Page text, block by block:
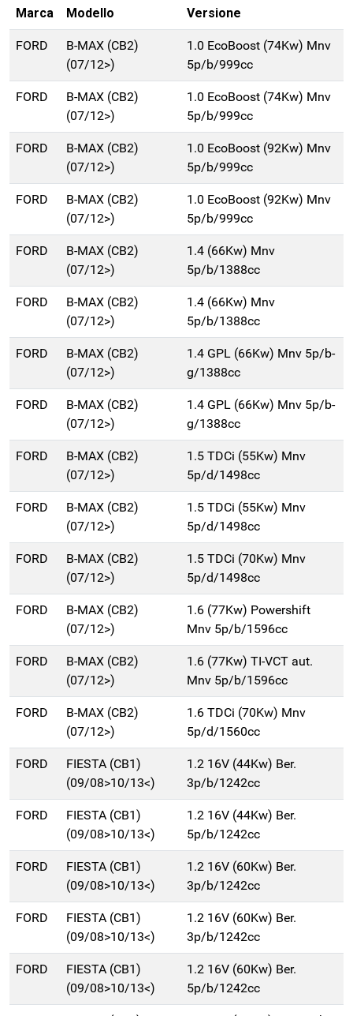
Marca Modello Versione
FORD
B-MAX (CB2)
(07/12>)
1.0 EcoBoost (74Kw) Mnv
5p/b/999cc
FORD
B-MAX (CB2)
(07/12>)
1.0 EcoBoost (74Kw) Mnv
5p/b/999cc
FORD
B-MAX (CB2)
(07/12>)
1.0 EcoBoost (92Kw) Mnv
5p/b/999cc
FORD
B-MAX (CB2)
(07/12>)
1.0 EcoBoost (92Kw) Mnv
5p/b/999cc
FORD
B-MAX (CB2)
(07/12>)
1.4 (66Kw) Mnv
5p/b/1388cc
FORD
B-MAX (CB2)
(07/12>)
1.4 (66Kw) Mnv
5p/b/1388cc
FORD
B-MAX (CB2)
(07/12>)
1.4 GPL (66Kw) Mnv 5p/b-
g/1388cc
FORD
B-MAX (CB2)
(07/12>)
1.4 GPL (66Kw) Mnv 5p/b-
g/1388cc
FORD
B-MAX (CB2)
(07/12>)
1.5 TDCi (55Kw) Mnv
5p/d/1498cc
FORD
B-MAX (CB2)
(07/12>)
1.5 TDCi (55Kw) Mnv
5p/d/1498cc
FORD
B-MAX (CB2)
(07/12>)
1.5 TDCi (70Kw) Mnv
5p/d/1498cc
FORD
B-MAX (CB2)
(07/12>)
1.6 (77Kw) Powershift
Mnv 5p/b/1596cc
FORD
B-MAX (CB2)
(07/12>)
1.6 (77Kw) TI-VCT aut.
Mnv 5p/b/1596cc
FORD
B-MAX (CB2)
(07/12>)
1.6 TDCi (70Kw) Mnv
5p/d/1560cc
FORD
FIESTA (CB1)
(09/08>10/13<)
1.2 16V (44Kw) Ber.
3p/b/1242cc
FORD
FIESTA (CB1)
(09/08>10/13<)
1.2 16V (44Kw) Ber.
5p/b/1242cc
FORD
FIESTA (CB1)
(09/08>10/13<)
1.2 16V (60Kw) Ber.
3p/b/1242cc
FORD
FIESTA (CB1)
(09/08>10/13<)
1.2 16V (60Kw) Ber.
3p/b/1242cc
FORD
FIESTA (CB1)
(09/08>10/13<)
1.2 16V (60Kw) Ber.
5p/b/1242cc